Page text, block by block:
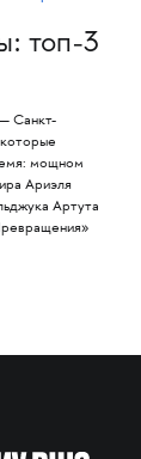
топ-3
Санкт-
мощном
Ариэля
Артута